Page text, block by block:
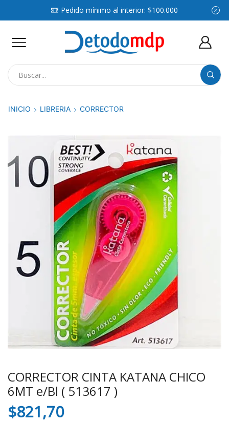
Pedido mínimo al interior: $100.000
INICIO LIBRERIA CORRECTOR
CORRECTOR CINTA KATANA CHICO
6MT e/Bl ( 513617 )
$821,70